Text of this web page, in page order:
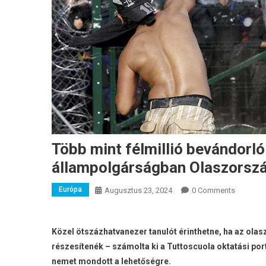
Több mint félmillió
állampolgárságban
Európa Augusztus 23, 2024 0 Comments
Közel ötszázhatvanezer tanulót érinthetne, ha az
részesítenék – számolta ki a Tuttoscuola oktatási
nemet mondott a lehetőségre.